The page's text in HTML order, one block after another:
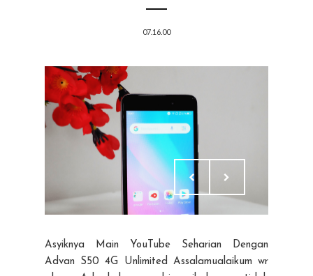
07.16.00
Asyiknya Main YouTube Seharian Dengan
Advan S50 4G Unlimited Assalamualaikum wr